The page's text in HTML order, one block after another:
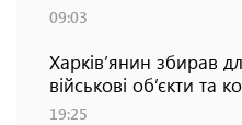
09:03
Харків’янин збирав
військові об’єкти та
19:25